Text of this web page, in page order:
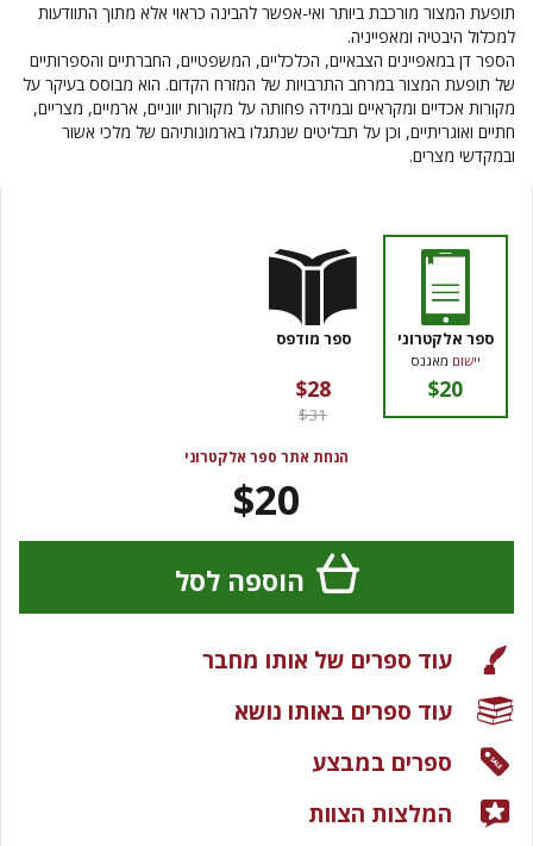
תופעת המצור מורכבת ביותר ואי-אפשר להבינה כראוי אלא מתוך התוודעות
למכלול היבטיה ומאפייניה.
הספר דן במאפיינים הצבאיים, הכלכליים, המשפטיים, החברתיים והספרותיים
של תופעת המצור במרחב התרבויות של המזרח הקדום. הוא מבוסס בעיקר על
מקורות אכדיים ומקראיים ובמידה פחותה על מקורות יווניים, ארמיים, מצריים,
חתיים ואוגריתיים, וכן על תבליטים שנתגלו בארמונותיהם של מלכי אשור
ובמקדשי מצרים.
ספר אלקטרוני
יישום מאגנס
$20
ספר מודפס
$28
$31
הנחת אתר ספר אלקטרוני
$20
הוספה לסל
עוד ספרים של אותו מחבר
עוד ספרים באותו נושא
ספרים במבצע
המלצות הצוות